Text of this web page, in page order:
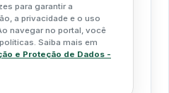
para garantir a
a privacidade e o uso
navegar no portal, você
Saiba mais em
e Proteção de Dados -